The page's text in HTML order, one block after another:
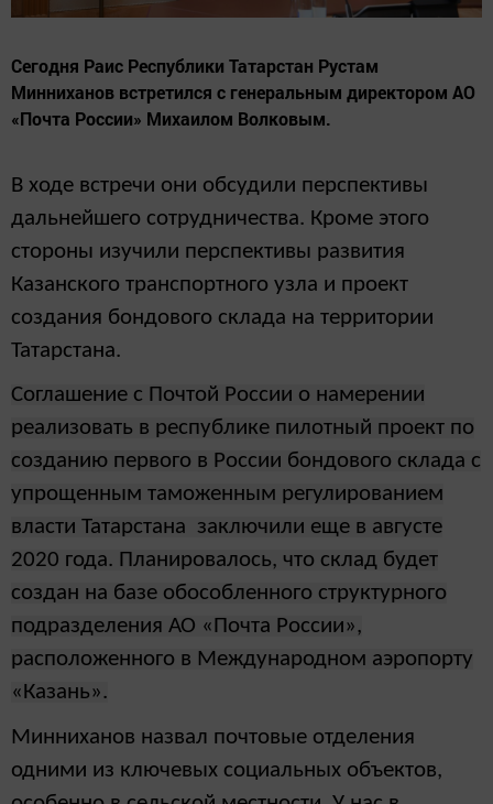
Сегодня Раис Республики Татарстан Рустам
Минниханов встретился с генеральным директором АО
«Почта России» Михаилом Волковым.
В ходе встречи они обсудили перспективы
дальнейшего сотрудничества. Кроме этого
стороны изучили перспективы развития
Казанского транспортного узла и проект
создания бондового склада на территории
Татарстана.
Соглашение с Почтой России о намерении
реализовать в республике пилотный проект по
созданию первого в России бондового склада с
упрощенным таможенным регулированием
власти Татарстана заключили еще в августе
2020 года. Планировалось, что склад будет
создан на базе обособленного структурного
подразделения АО «Почта России»,
расположенного в Международном аэропорту
«Казань».
Минниханов назвал почтовые отделения
одними из ключевых социальных объектов,